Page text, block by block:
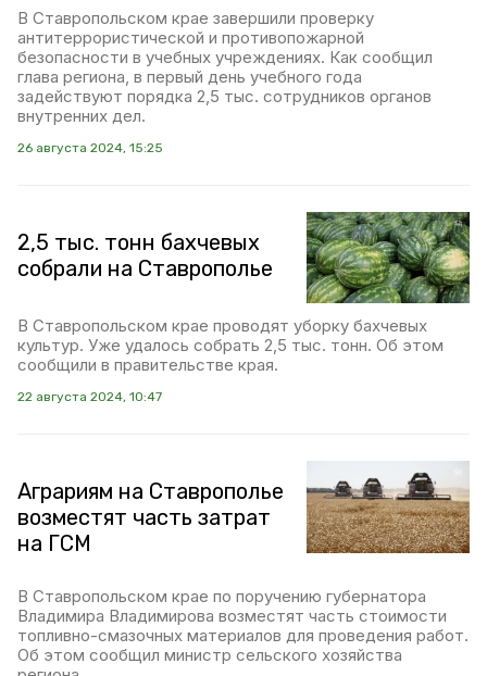
В Ставропольском крае завершили проверку
антитеррористической и противопожарной
безопасности в учебных учреждениях. Как сообщил
глава региона, в первый день учебного года
задействуют порядка 2,5 тыс. сотрудников органов
внутренних дел.
26 августа 2024, 15:25
2,5 тыс. тонн бахчевых
собрали на Ставрополье
В Ставропольском крае проводят уборку бахчевых
культур. Уже удалось собрать 2,5 тыс. тонн. Об этом
сообщили в правительстве края.
22 августа 2024, 10:47
Аграриям на Ставрополье
возместят часть затрат
на ГСМ
В Ставропольском крае по поручению губернатора
Владимира Владимирова возместят часть стоимости
топливно-смазочных материалов для проведения работ.
Об этом сообщил министр сельского хозяйства